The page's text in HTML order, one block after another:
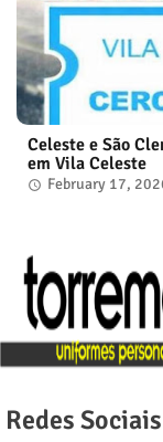
Celeste e São
em Vila Celeste
February 17,
Redes Sociais